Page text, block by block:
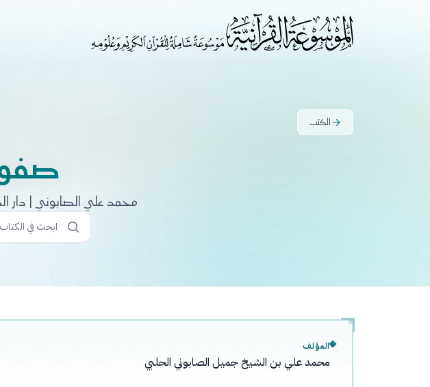
الكتب
محمد علي الصابوني | دار
المؤلف
محمد علي بن الشيخ جميل الصابوني الحلبي